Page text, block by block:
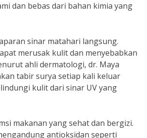
dan bebas dari bahan kimia yang
sinar matahari langsung.
merusak kulit dan menyebabkan
ahli dermatologi, dr. Maya
tabir surya setiap kali keluar
kulit dari sinar UV yang
makanan yang sehat dan bergizi.
antioksidan seperti